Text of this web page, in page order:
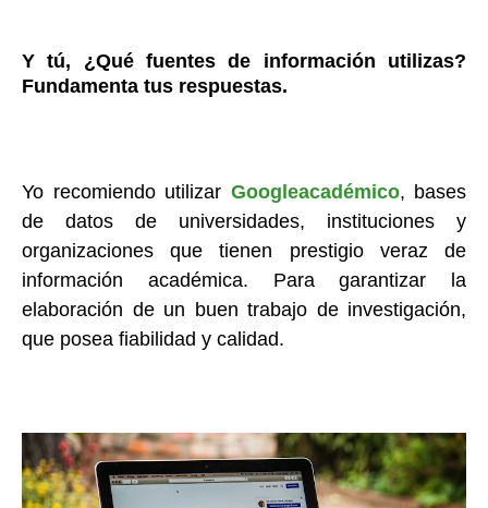
Y tú, ¿Quéfuentes de información utilizas?
Fundamenta tus respuestas.
Yo recomiendo utilizar Googleacadémico, bases
de datos de universidades, instituciones y
organizaciones que tienen prestigio veraz de
información académica. Para garantizar la
elaboración de un buen trabajo de investigación,
que posea fiabilidad y calidad.